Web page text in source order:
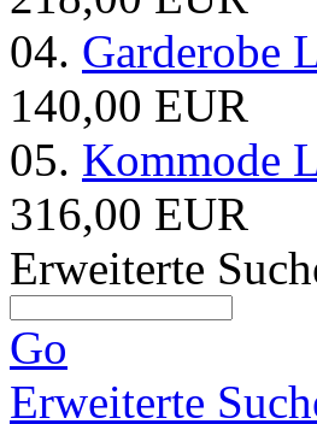
04. Garderobe
140,00 EUR
05. Kommode
316,00 EUR
Erweiterte
Go
Erweiterte